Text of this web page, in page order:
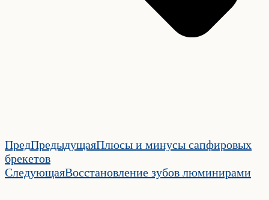
ПредПредыдущаяПлюсы и минусы сапфировых
брекетов
СледующаяВосстановление зубов люминирами